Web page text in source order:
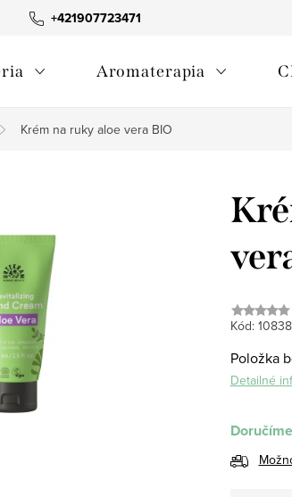
+421907723471
ochrany osobných údajov
Aromaterapia
Krém na ruky aloe vera BIO
Kód:
Položka
Detailné